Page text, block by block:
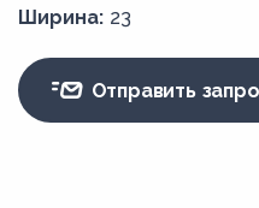
Ширина: 23
Отправить